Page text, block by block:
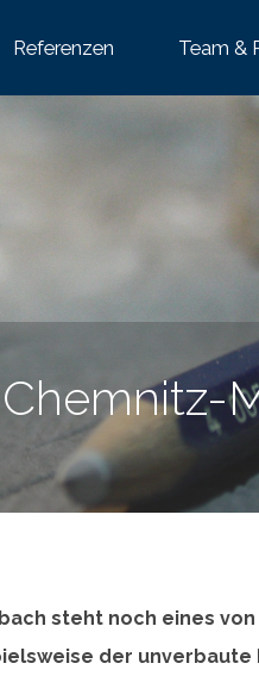
Referenzen Team &
steht noch eines
der